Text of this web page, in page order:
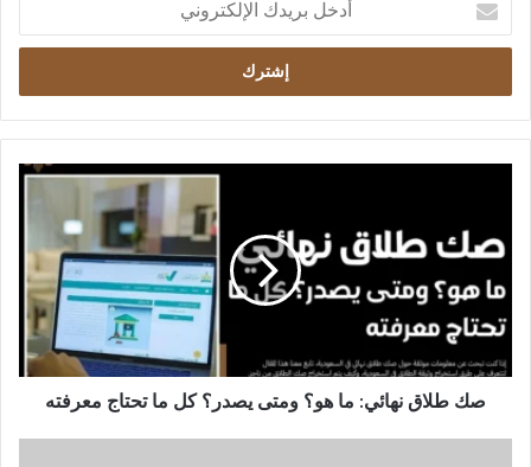
بريدك
الإلكتروني
ما
هو؟
ومتى
يصدر؟
ما
تحتاجصك طلاق نهائي: ما هو؟ ومتى يصدر؟ كل ما تحتاج معرفته